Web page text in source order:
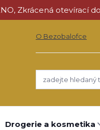
Zkrácená otevírací
O Bezobalofce
Drogerie a kosmetika